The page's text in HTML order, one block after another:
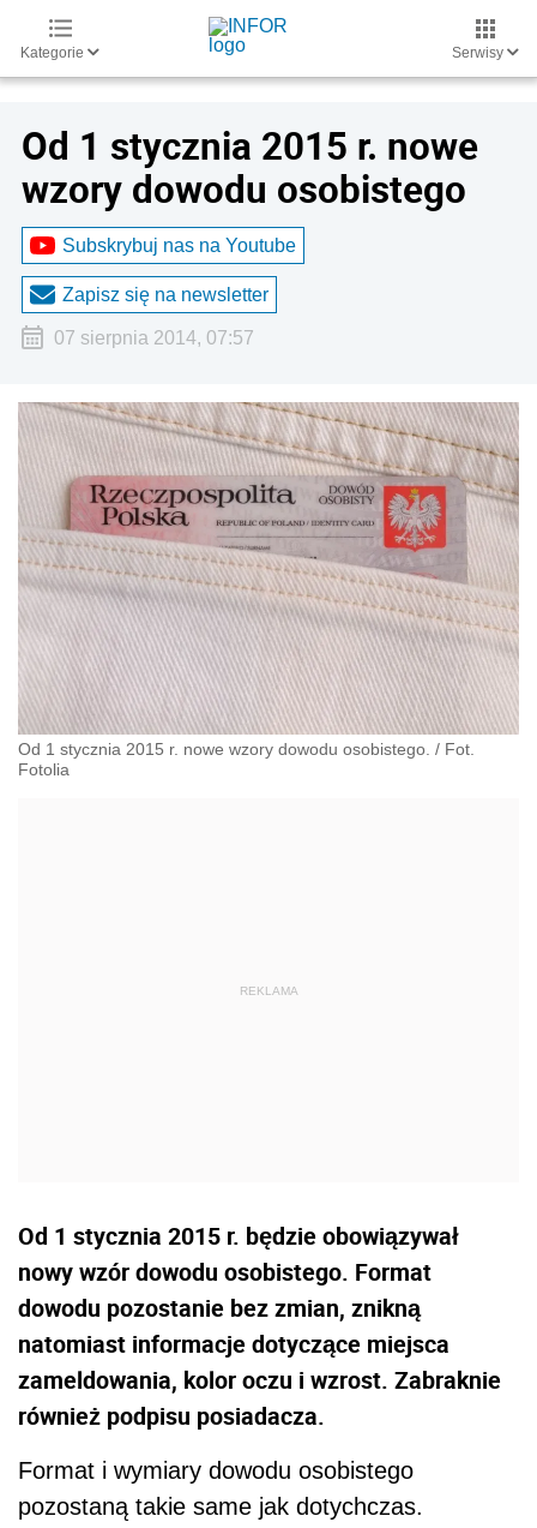
Kategorie Serwisy
Od 1 stycznia 2015 r. nowe
wzory dowodu osobistego
Subskrybuj nas na Youtube
Zapisz się na newsletter
07 sierpnia 2014, 07:57
Od 1 stycznia 2015 r. nowe wzory dowodu osobistego. / Fot.
Fotolia
Od 1 stycznia 2015 r. będzie obowiązywał
nowy wzór dowodu osobistego. Format
dowodu pozostanie bez zmian, znikną
natomiast informacje dotyczące miejsca
zameldowania, kolor oczu i wzrost. Zabraknie
również podpisu posiadacza.
Format i wymiary dowodu osobistego
pozostaną takie same jak dotychczas.